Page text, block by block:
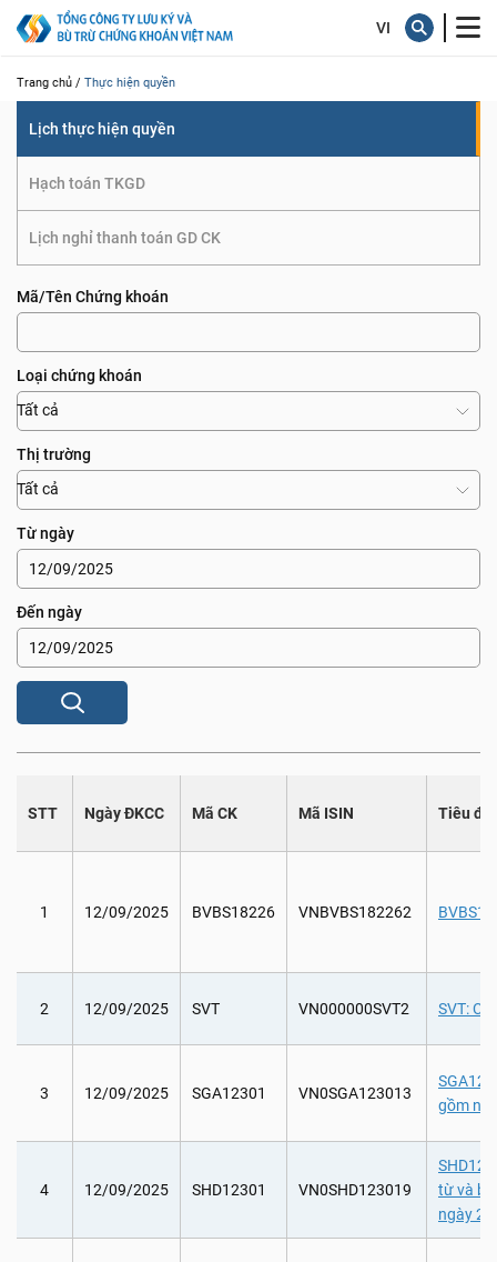
Trang chủ / Thực hiện quyền
Lịch thực hiện quyền
Hạch toán TKGD
Lịch nghỉ thanh toán GD CK
Mã/Tên Chứng khoán
Loại chứng khoán
Tất cả
Thị trường
Tất cả
Từ ngày
Đến ngày
STT Ngày ĐKCC Mã CK Mã ISIN Tiêu đề
1 12/09/2025 BVBS18226 VNBVBS182262
2 12/09/2025 SVT VN000000SVT2 SVT:
3 12/09/2025 SGA12301 VN0SGA123013
gồm
4 12/09/2025 SHD12301 VN0SHD123019
từ và
ngày